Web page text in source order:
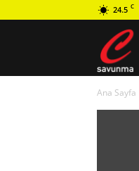
24.5 C
Ana Sayfa